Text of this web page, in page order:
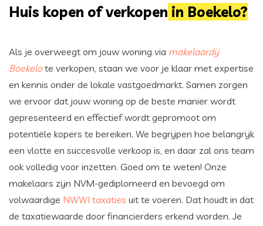
Huis kopen of verkopen in Boekelo?
Als je overweegt om jouw woning via makelaardij
Boekelote verkopen, staan we voor je klaar met expertise
en kennis onder de lokale vastgoedmarkt. Samen zorgen
we ervoor dat jouw woning op de beste manier wordt
gepresenteerd en effectief wordt gepromoot om
potentiële kopers te bereiken. We begrijpen hoe belangrijk
een vlotte en succesvolle verkoop is, en daar zal ons team
ook volledig voor inzetten. Goed om te weten! Onze
makelaars zijn NVM-gediplomeerd en bevoegd om
volwaardige NWWI taxaties uit te voeren. Dat houdt in dat
de taxatiewaarde door financierders erkend worden. Je